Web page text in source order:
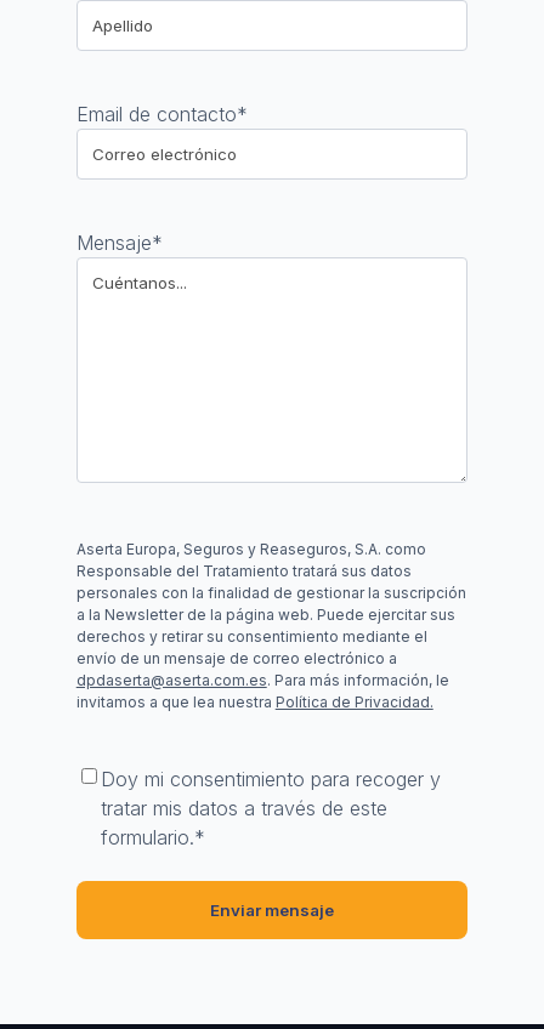
Email de contacto*
Mensaje*
Aserta Europa, Seguros y Reaseguros, S.A. como
Responsable del Tratamiento tratará sus datos
personales con la finalidad de gestionar la suscripción
a la Newsletter de la página web. Puede ejercitar sus
derechos y retirar su consentimiento mediante el
envío de un mensaje de correo electrónico a
dpdaserta@aserta.com.es. Para más información, le
invitamos a que lea nuestra Política de Privacidad.
Consentimiento*
Doy mi consentimiento para recoger y
tratar mis datos a través de este
formulario.*